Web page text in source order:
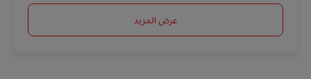
عرض المزيد